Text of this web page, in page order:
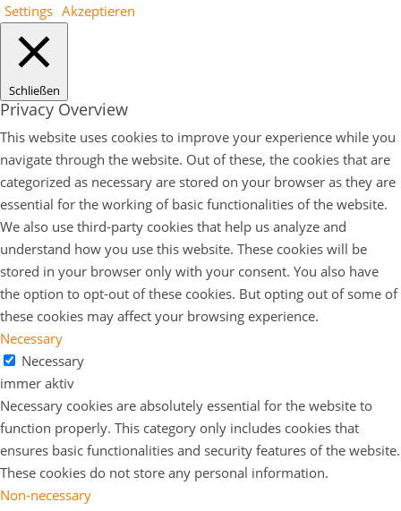
Settings Akzeptieren
Schließen
Privacy Overview
This website uses cookies to improve your experience while you
navigate through the website. Out of these, the cookies that are
categorized as necessary are stored on your browser as they are
essential for the working of basic functionalities of the website.
We also use third-party cookies that help us analyze and
understand how you use this website. These cookies will be
stored in your browser only with your consent. You also have
the option to opt-out of these cookies. But opting out of some of
these cookies may affect your browsing experience.
Necessary
Necessary
immer aktiv
Necessary cookies are absolutely essential for the website to
function properly. This category only includes cookies that
ensures basic functionalities and security features of the website.
These cookies do not store any personal information.
Non-necessary